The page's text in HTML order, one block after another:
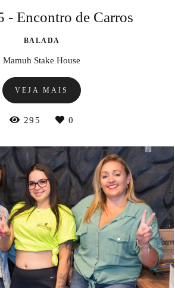
- Encontro de Carros
BALADA
Mamuh Stake House
VEJA MAIS
295 0